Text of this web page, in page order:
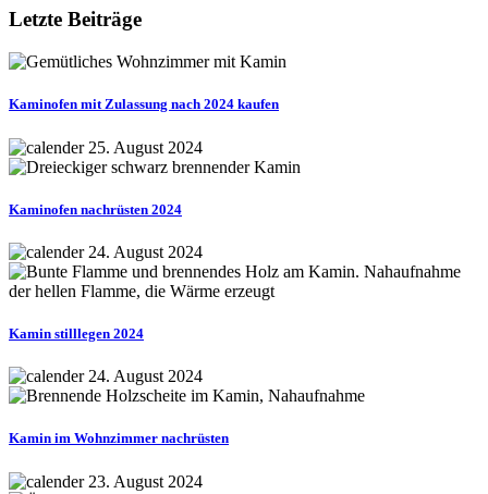
Letzte Beiträge
Kaminofen mit Zulassung nach 2024 kaufen
25. August 2024
Kaminofen nachrüsten 2024
24. August 2024
Kamin stilllegen 2024
24. August 2024
Kamin im Wohnzimmer nachrüsten
23. August 2024